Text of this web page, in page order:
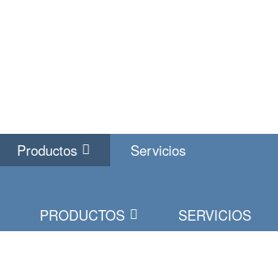
Productos
Servicios
PRODUCTOS SERVICIOS